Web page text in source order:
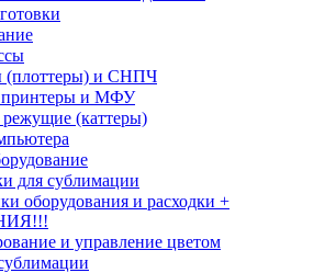
и СНПЧ
и МФУ
(каттеры)
для сублимации
оборудования и расходки +
и управление цветом